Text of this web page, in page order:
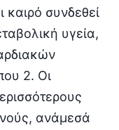
καιρό συνδεθεί
υγεία,
2. Οι
ανάμεσά